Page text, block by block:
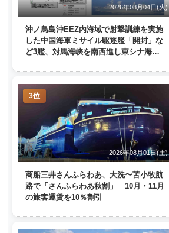
2026年08月04日(火)
沖ノ鳥島沖EEZ内海域で射撃訓練を実施
した中国海軍ミサイル駆逐艦「開封」な
ど3艦、対馬海峡を南西進し東シナ海
3位
2026年08月01日(土)
商船三井さんふらわあ、大洗〜苫小牧航
路で「さんふらわあ秋割」 10月・11月
の旅客運賃を10％割引